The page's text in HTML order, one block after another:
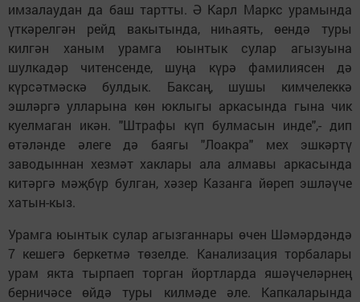
имзалаудан да баш тартты. Ә Карл Маркс урамында
үткәрелгән рейд вакытында, ниһаять, өендә туры
килгән ханым урамга юынтык сулар агызуына
шулкадәр читенсенде, шуңа күрә фамилиясен дә
күрсәтмәскә булдык. Баксаң, шушы кимчелеккә
эшләргә улларына көн юклыгы аркасында гына чик
куелмаган икән. "Штрафы күп булмасын инде",- дип
өтәләнде әлеге дә баягы "Лоакра" мех эшкәртү
заводыннан хезмәт хаклары ала алмавы аркасында
китәргә мәҗбүр булган, хәзер Казанга йөреп эшләүче
хатын-кыз.
Урамга юынтык сулар агызганнары өчен Шәмәрдәндә
7 кешегә беркетмә төзелде. Канализация торбалары
урам якта тырпаеп торган йортларда яшәүчеләрнең
берничәсе өйдә туры килмәде әле. Капкаларында